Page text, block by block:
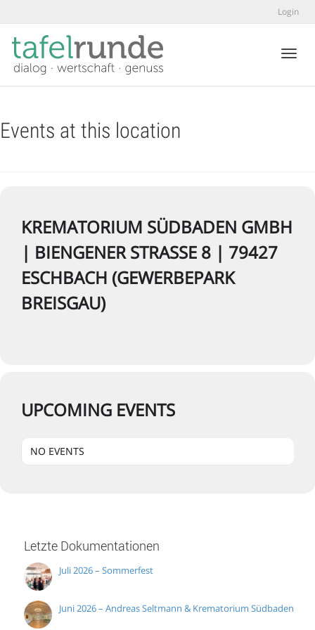
Login
Events at this location
KREMATORIUM SÜDBADEN GMBH
| BIENGENER STRASSE 8 | 79427 E
SCHBACH (GEWERBEPARK B
REISGAU)
UPCOMING EVENTS
NO EVENTS
Letzte Dokumentationen
Juli 2026 – Sommerfest
Juni 2026 – Andreas Seltmann & Krematorium Südbaden